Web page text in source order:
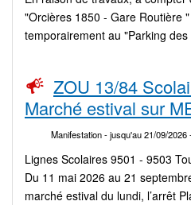
"Orcières 1850 - Gare Routière
temporairement au "Parking des
ZOU 13/84
Marché estival sur
Manifestation- jusqu'au 21/09/2026
Lignes Scolaires 9501 - 9503
Du 11 mai 2026 au 21
marché estival du lundi, l’arrêt